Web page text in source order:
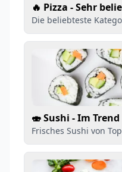
🔥 Pizza - Sehr
Die beliebteste
🍣 Sushi - Im Trend
Frisches Sushi von